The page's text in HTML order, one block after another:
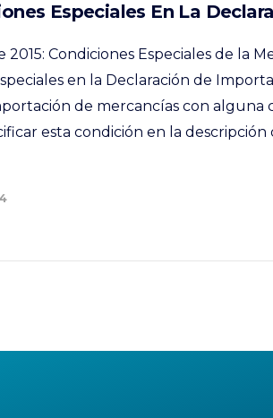
Especiales En La
2015: Condiciones Especiales de la
en la Declaración de
de mercancías con alguna
esta condición en la descripción